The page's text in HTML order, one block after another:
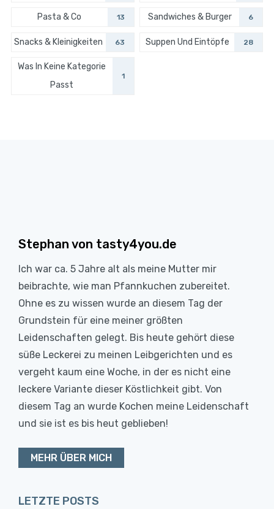
Pasta & Co 13 Sandwiches & Burger 6
Snacks & Kleinigkeiten 63 Suppen Und Eintöpfe 28
Was In Keine Kategorie
Passt
1
Stephan von tasty4you.de
Ich war ca. 5 Jahre alt als meine Mutter mir
beibrachte, wie man Pfannkuchen zubereitet.
Ohne es zu wissen wurde an diesem Tag der
Grundstein für eine meiner größten
Leidenschaften gelegt. Bis heute gehört diese
süße Leckerei zu meinen Leibgerichten und es
vergeht kaum eine Woche, in der es nicht eine
leckere Variante dieser Köstlichkeit gibt. Von
diesem Tag an wurde Kochen meine Leidenschaft
und sie ist es bis heut geblieben!
MEHR ÜBER MICH
LETZTE POSTS